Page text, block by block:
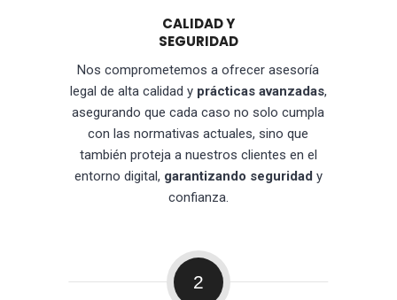
CALIDAD Y
SEGURIDAD
Nos comprometemos a ofrecer asesoría
legal de alta calidad y prácticas avanzadas,
asegurando que cada caso no solo cumpla
con las normativas actuales, sino que
también proteja a nuestros clientes en el
entorno digital, garantizando seguridad y
confianza.
2